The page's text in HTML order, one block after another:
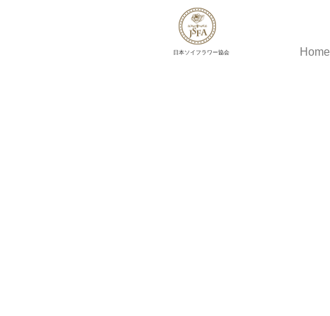
​日本ソイフラワー協会 Home